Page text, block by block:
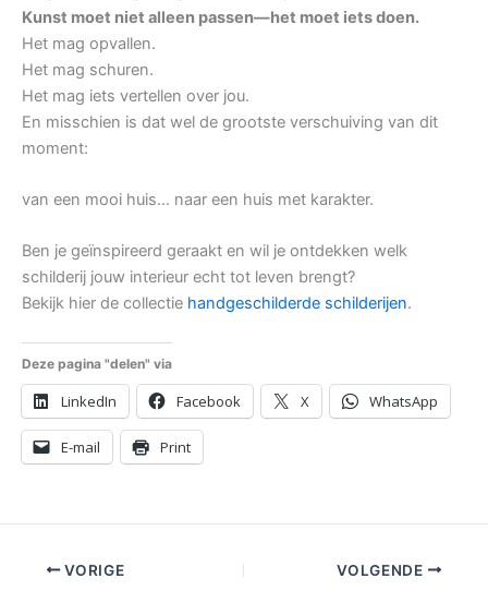
Kunst moet niet alleen passen—het moet iets doen.
Het mag opvallen.
Het mag schuren.
Het mag iets vertellen over jou.
En misschien is dat wel de grootste verschuiving van dit
moment:
van een mooi huis… naar een huis met karakter.
Ben je geïnspireerd geraakt en wil je ontdekken welk
schilderij jouw interieur echt tot leven brengt?
Bekijk hier de collectie handgeschilderde schilderijen.
Deze pagina "delen" via
LinkedIn Facebook X WhatsApp
E-mail Print
VORIGE VOLGENDE